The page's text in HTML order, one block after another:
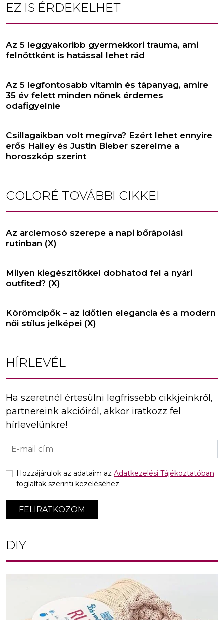
EZ IS ÉRDEKELHET
Az 5 leggyakoribb gyermekkori trauma, ami
felnőttként is hatással lehet rád
Az 5 legfontosabb vitamin és tápanyag, amire
35 év felett minden nőnek érdemes
odafigyelnie
Csillagaikban volt megírva? Ezért lehet ennyire
erős Hailey és Justin Bieber szerelme a
horoszkóp szerint
COLORÉ TOVÁBBI CIKKEI
Az arclemosó szerepe a napi bőrápolási
rutinban (X)
Milyen kiegészítőkkel dobhatod fel a nyári
outfited? (X)
Körömcipők – az időtlen elegancia és a modern
női stílus jelképei (X)
HÍRLEVÉL
Ha szeretnél értesülni legfrissebb cikkjeinkről,
partnereink akcióiról, akkor iratkozz fel
hírlevelünkre!
FELIRATKOZOM
Hozzájárulok az adataim az Adatkezelési Tájékoztatóban
foglaltak szerinti kezeléséhez.
DIY